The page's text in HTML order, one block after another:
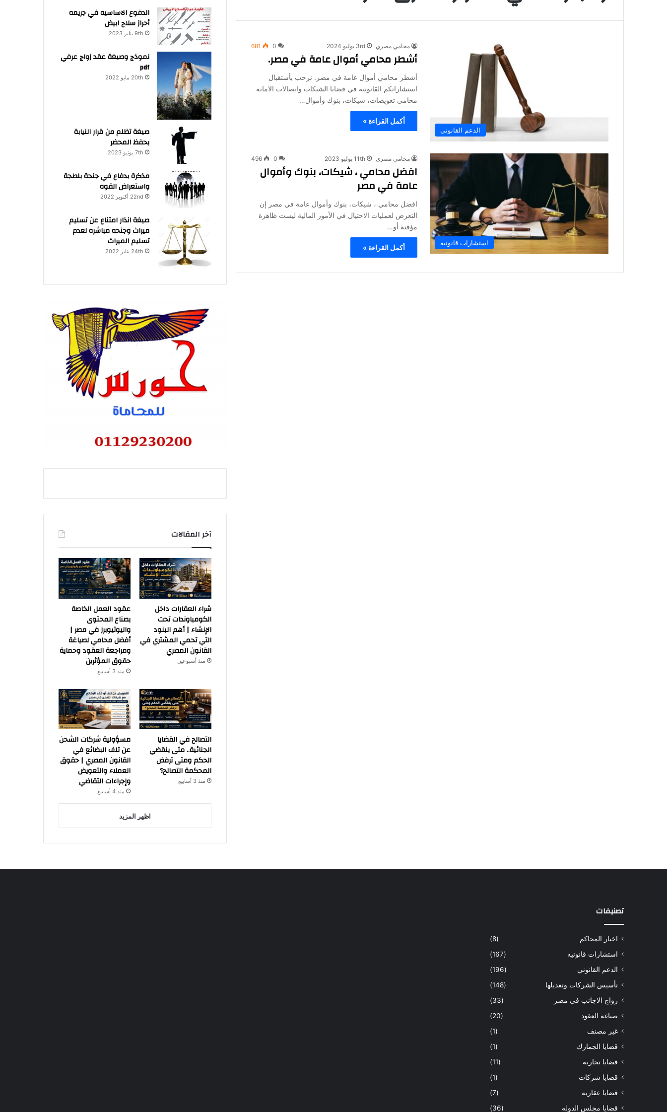
الدعم القانوني
محامي مصري 3rd يوليو 2024 0
681
أشطر محامي أموال عامة في مصر.
أشطر محامي أموال عامة في مصر. نرحب بأستقبال
استشاراتكم القانونيه في قضايا الشيكات وايصالات الامانه
محامي تعويضات، شيكات، بنوك وأموال…
أكمل القراءة »
استشارات قانونيه
محامي مصري 11th يوليو 2023 0
496
افضل محامي ، شيكات، بنوك وأموال
عامة في مصر
افضل محامي ، شيكات، بنوك وأموال عامة في مصر إن
التعرض لعمليات الاحتيال في الأمور المالية ليست ظاهرة
مؤقتة أو…
أكمل القراءة »
الدفوع الاساسيه في جريمه
أحراز سلاح ابيض
9th يناير 2023
نموذج وصيغة عقد زواج عرفي
pdf
20th مايو 2022
صيغة تظلم من قرار النيابة
بحفظ المحضر
7th يونيو 2023
مذكرة بدفاع في جنحة بلطجة
واستعراض القوه
22nd أكتوبر 2022
صيغة انذار امتناع عن تسليم
ميراث وجنحه مباشره لعدم
تسليم الميراث
24th يناير 2022
آخر المقالات
شراء العقارات داخل
الكومباوندات تحت
الإنشاء | أهم البنود
التي تحمي المشتري في
القانون المصري
منذ أسبوعين
عقود العمل الخاصة
بصناع المحتوى
واليوتيوبرز في مصر |
أفضل محامي لصياغة
ومراجعة العقود وحماية
حقوق المؤثرين
منذ 3 أسابيع
التصالح في القضايا
الجنائية.. متى ينقضي
الحكم ومتى ترفض
المحكمة التصالح؟
منذ 3 أسابيع
مسؤولية شركات الشحن
عن تلف البضائع في
القانون المصري | حقوق
العملاء والتعويض
وإجراءات التقاضي
منذ 4 أسابيع
اظهر المزيد
تصنيفات
اخبار المحاكم
(8)
استشارات قانونيه
(167)
الدعم القانوني
(196)
تأسيس الشركات وتعديلها
(148)
زواج الاجانب في مصر
(33)
صياغة العقود
(20)
غير مصنف
(1)
قضايا الجمارك
(1)
قضايا تجاريه
(11)
قضايا شركات
(1)
قضايا عقاريه
(7)
قضايا مجلس الدوله
(36)